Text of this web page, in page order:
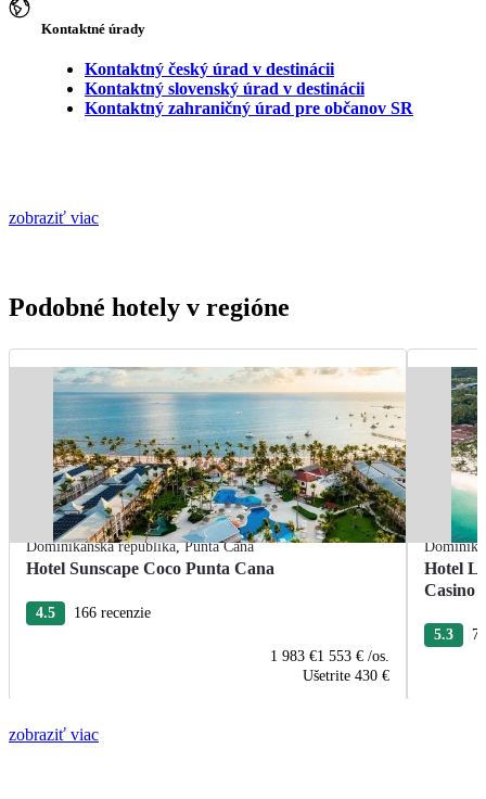
Kontaktné úrady
Kontaktný český úrad v destinácii
Kontaktný slovenský úrad v destinácii
Kontaktný zahraničný úrad pre občanov SR
zobraziť viac
Podobné hotely v regióne
Dominikánska republika,Punta Cana
Hotel Sunscape Coco Punta Cana
4.5 166 recenzie
1 983 €1 553 € /os.
Ušetrite 430 €
Hotel
Casino
5.3
zobraziť viac